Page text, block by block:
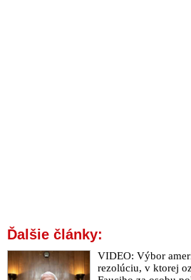
Ďalšie články:
VIDEO: Výbor
rezolúciu, v ktorej